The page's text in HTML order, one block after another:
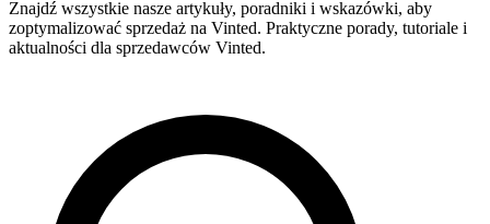
Znajdź wszystkie nasze artykuły, poradniki i wskazówki, aby
zoptymalizować sprzedaż na Vinted. Praktyczne porady, tutoriale i
aktualności dla sprzedawców Vinted.